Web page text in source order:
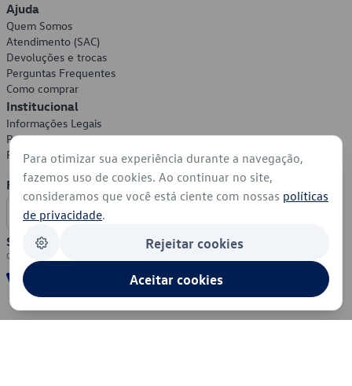
Ajuda
Quem Somos
Atendimento (SAC)
Devoluções e trocas
Perguntas Frequentes
Como comprar
Institucional
Informações Legais
Política de Privacidade
Política de Cookies
Formas de Pagamento
Segurança
Para otimizar sua experiência durante a navegação,
fazemos uso de cookies. Ao continuar no site,
consideramos que você está ciente com nossas políticas
de privacidade.
Rejeitar cookies
Aceitar cookies